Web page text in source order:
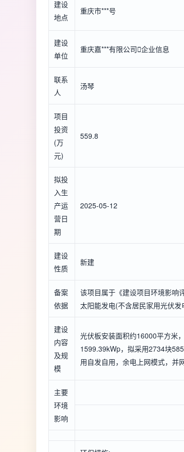
建设
地点
重庆市***号
建设
单位
重庆嘉***有限公司企业信息
联系
人
汤琴
项目
投资
(万
元)
559.8
拟投
入生
产运
营日
期
2025-05-12
建设
性质
新建
备案
依据
该项目属于《建设项目环境影响
太阳能发电(不含居民家用光伏
建设
内容
及规
模
光伏板安装面积约16000平方米
1599.39kWp，拟采用2734块
用自发自用，余电上网模式，并
主要
环境
影响